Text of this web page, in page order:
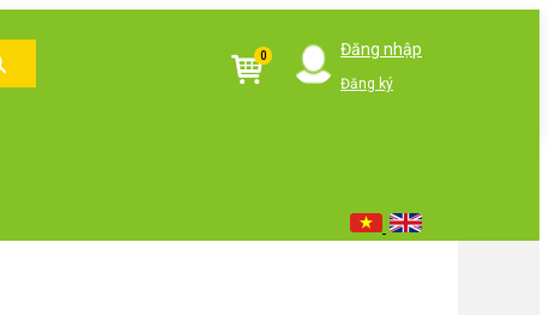
0 Đăng nhập
Đăng ký